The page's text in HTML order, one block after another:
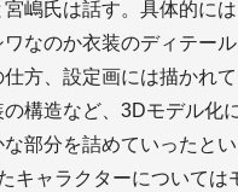
嶋氏は話す。具体的に
なのか衣装のディテー
仕方、設定画には描かれ
構造など、3Dモデル化
部分を詰めていったと
キャラクターについては